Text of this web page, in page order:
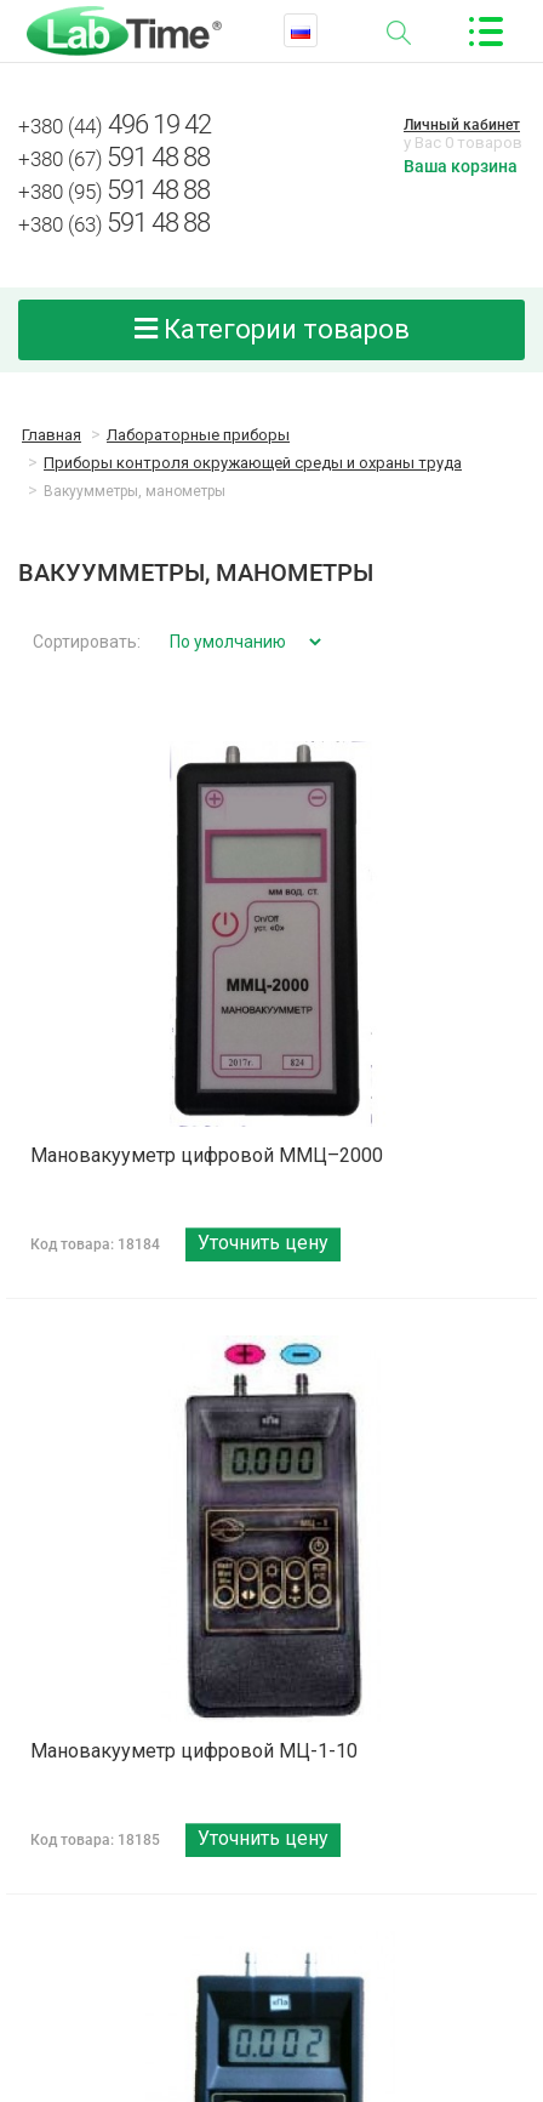
+380 (44) 496 19 42
+380 (67) 591 48 88
+380 (95) 591 48 88
+380 (63) 591 48 88
Личный кабинет
у Вас 0 товаров
Ваша корзина
Категории товаров
Главная
Лабораторные приборы
Приборы контроля окружающей среды и охраны труда
Вакуумметры, манометры
ВАКУУММЕТРЫ, МАНОМЕТРЫ
Сортировать:
Мановакууметр цифровой ММЦ–2000
Код товара: 18184 Уточнить цену
Мановакууметр цифровой МЦ-1-10
Код товара: 18185 Уточнить цену